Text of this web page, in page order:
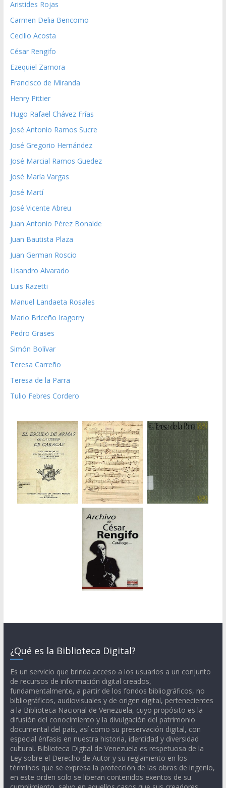
Aristides Rojas
Carmen Delia Bencomo
Cecilio Acosta
César Rengifo
Ezequiel Zamora
Francisco de Miranda
Henry Pittier
Hugo Rafael Chávez Frías
José Antonio Ramos Sucre
José Gregorio Hernández
José Marcial Ramos Guedez
José María Vargas
José Martí
José Vicente Abreu
Juan Antonio Pérez Bonalde
Juan Bautista Plaza
Juan German Roscio
Lisandro Alvarado
Luis Razetti
Manuel Landaeta Rosales
Mario Briceño Iragorry
Pedro Grases
Simón Bolívar
Teresa Carreño
Teresa de la Parra
Tulio Febres Cordero
¿Qué es la Biblioteca Digital?
Es un servicio que brinda acceso a los usuarios a un conjunto
de recursos de información digital creados,
fundamentalmente, a partir de los fondos bibliográficos, no
bibliográficos, audiovisuales y de origen digital, pertenecientes
a la Biblioteca Nacional de Venezuela, cuyo propósito es la
difusión del conocimiento y la divulgación del patrimonio
documental del país, así como su preservación digital, con
especial énfasis en nuestra historia, identidad y diversidad
cultural. Biblioteca Digital de Venezuela es respetuosa de la
Ley sobre el Derecho de Autor y su reglamento en los
términos que se expresa la protección de las obras de ingenio,
en este orden solo se liberan contenidos exentos de su